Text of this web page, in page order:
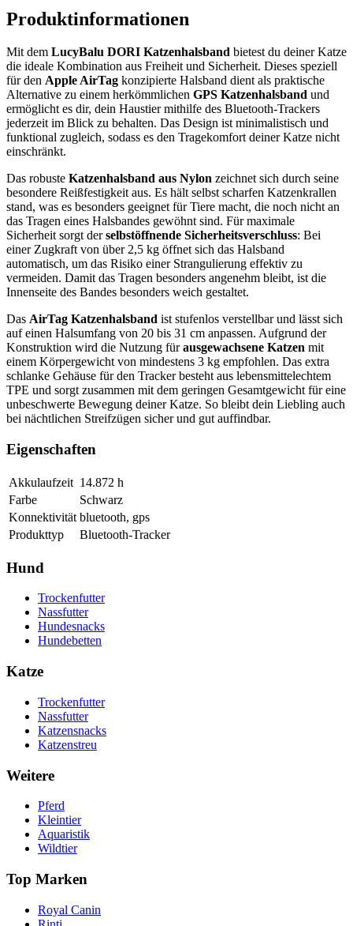
Produktinformationen
Mit dem LucyBalu DORI Katzenhalsband bietest du deiner Katze
die ideale Kombination aus Freiheit und Sicherheit. Dieses speziell
für den Apple AirTag konzipierte Halsband dient als praktische
Alternative zu einem herkömmlichen GPS Katzenhalsband und
ermöglicht es dir, dein Haustier mithilfe des Bluetooth-Trackers
jederzeit im Blick zu behalten. Das Design ist minimalistisch und
funktional zugleich, sodass es den Tragekomfort deiner Katze nicht
einschränkt.
Das robuste Katzenhalsband aus Nylon zeichnet sich durch seine
besondere Reißfestigkeit aus. Es hält selbst scharfen Katzenkrallen
stand, was es besonders geeignet für Tiere macht, die noch nicht an
das Tragen eines Halsbandes gewöhnt sind. Für maximale
Sicherheit sorgt derselbstöffnende Sicherheitsverschluss: Bei
einer Zugkraft von über 2,5 kg öffnet sich das Halsband
automatisch, um das Risiko einer Strangulierung effektiv zu
vermeiden. Damit das Tragen besonders angenehm bleibt, ist die
Innenseite des Bandes besonders weich gestaltet.
Das AirTag Katzenhalsband ist stufenlos verstellbar und lässt sich
auf einen Halsumfang von 20 bis 31 cm anpassen. Aufgrund der
Konstruktion wird die Nutzung fürausgewachsene Katzen mit
einem Körpergewicht von mindestens 3 kg empfohlen. Das extra
schlanke Gehäuse für den Tracker besteht aus lebensmittelechtem
TPE und sorgt zusammen mit dem geringen Gesamtgewicht für eine
unbeschwerte Bewegung deiner Katze. So bleibt dein Liebling auch
bei nächtlichen Streifzügen sicher und gut auffindbar.
Eigenschaften
Akkulaufzeit 14.872 h
Farbe
Schwarz
Konnektivität bluetooth, gps
Produkttyp
Bluetooth-Tracker
Hund
Trockenfutter
Nassfutter
Hundesnacks
Hundebetten
Katze
Trockenfutter
Nassfutter
Katzensnacks
Katzenstreu
Weitere
Pferd
Kleintier
Aquaristik
Wildtier
Top Marken
Royal Canin